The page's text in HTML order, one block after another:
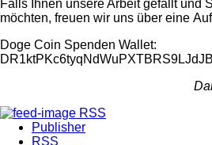
Falls Ihnen unsere Arbeit gefällt und
möchten, freuen wir uns über eine
Doge Coin Spenden Wallet:
RSS
Publisher
RSS